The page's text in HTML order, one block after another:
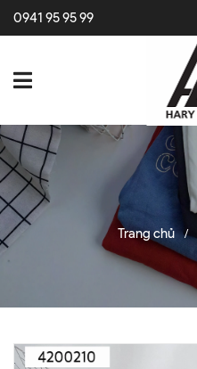
0941 95 95 99
Trang chủ /